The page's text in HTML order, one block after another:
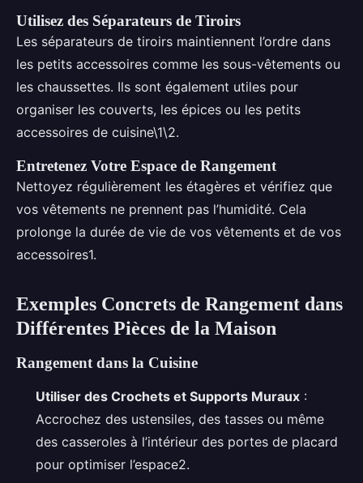
Utilisez des Séparateurs de Tiroirs
Les séparateurs de tiroirs maintiennent l’ordre dans
les petits accessoires comme les sous-vêtements ou
les chaussettes. Ils sont également utiles pour
organiser les couverts, les épices ou les petits
accessoires de cuisine\1\2.
Entretenez Votre Espace de Rangement
Nettoyez régulièrement les étagères et vérifiez que
vos vêtements ne prennent pas l’humidité. Cela
prolonge la durée de vie de vos vêtements et de vos
accessoires1.
Exemples Concrets de Rangement dans
Différentes Pièces de la Maison
Rangement dans la Cuisine
Utiliser des Crochets et Supports Muraux :
Accrochez des ustensiles, des tasses ou même
des casseroles à l’intérieur des portes de placard
pour optimiser l’espace2.